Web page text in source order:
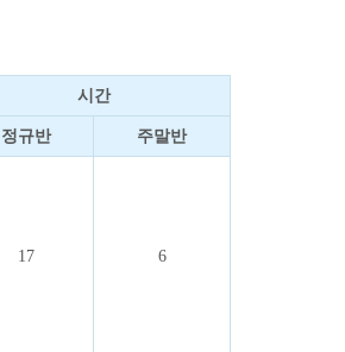
시간
정규반 주말반
17 6